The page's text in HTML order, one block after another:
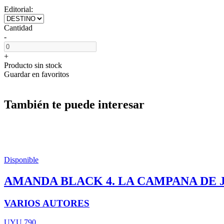
Editorial:
Cantidad
-
+
Producto sin stock
Guardar en favoritos
También te puede interesar
Disponible
AMANDA BLACK 4. LA CAMPANA DE
VARIOS AUTORES